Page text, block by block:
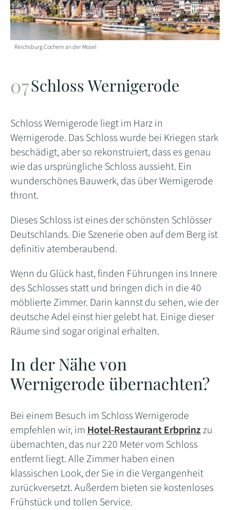
Reichsburg Cochem an der Mosel
Schloss Wernigerode
Schloss Wernigerode liegt im Harz in
Wernigerode. Das Schloss wurde bei Kriegen stark
beschädigt, aber so rekonstruiert, dass es genau
wie das ursprüngliche Schloss aussieht. Ein
wunderschönes Bauwerk, das über Wernigerode
thront.
Dieses Schloss ist eines der schönsten Schlösser
Deutschlands. Die Szenerie oben auf dem Berg ist
definitiv atemberaubend.
Wenn du Glück hast, finden Führungen ins Innere
des Schlosses statt und bringen dich in die 40
möblierte Zimmer. Darin kannst du sehen, wie der
deutsche Adel einst hier gelebt hat. Einige dieser
Räume sind sogar original erhalten.
In der Nähe von
Wernigerode übernachten?
Bei einem Besuch im Schloss Wernigerode
empfehlen wir, im Hotel-Restaurant Erbprinzzu
übernachten, das nur 220 Meter vom Schloss
entfernt liegt. Alle Zimmer haben einen
klassischen Look, der Sie in die Vergangenheit
zurückversetzt. Außerdem bieten sie kostenloses
Frühstück und tollen Service.